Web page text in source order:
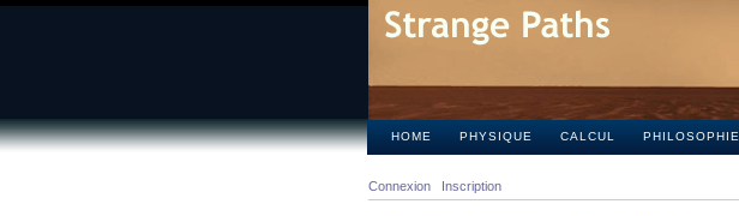
HOME PHYSIQUE CALCUL PHILOSOPHIE
Connexion Inscription